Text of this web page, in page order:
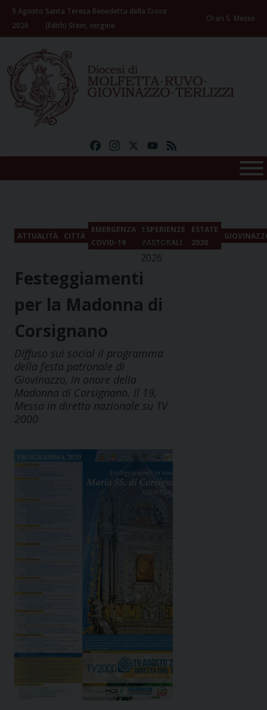
Skip
content
9 Agosto
2026
Santa Teresa Benedetta della Croce
(Edith) Stein, vergine
Orari S. Messe
FacebookInstagramYouTube
ATTUALITÀ CITTÀ
EMERGENZA
COVID-19
ESPERIENZE
PASTORALI
ESTATE
2020
9
Agosto
2026
Festeggiamenti
per la Madonna di
Corsignano
Diffuso sui social il programma
della festa patronale di
Giovinazzo, in onore della
Madonna di Corsignano. Il 19,
Messa in diretta nazionale su TV
2000